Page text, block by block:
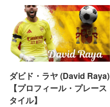
ダビド・ラヤ (David Raya)
【プロフィール・プレース
タイル】